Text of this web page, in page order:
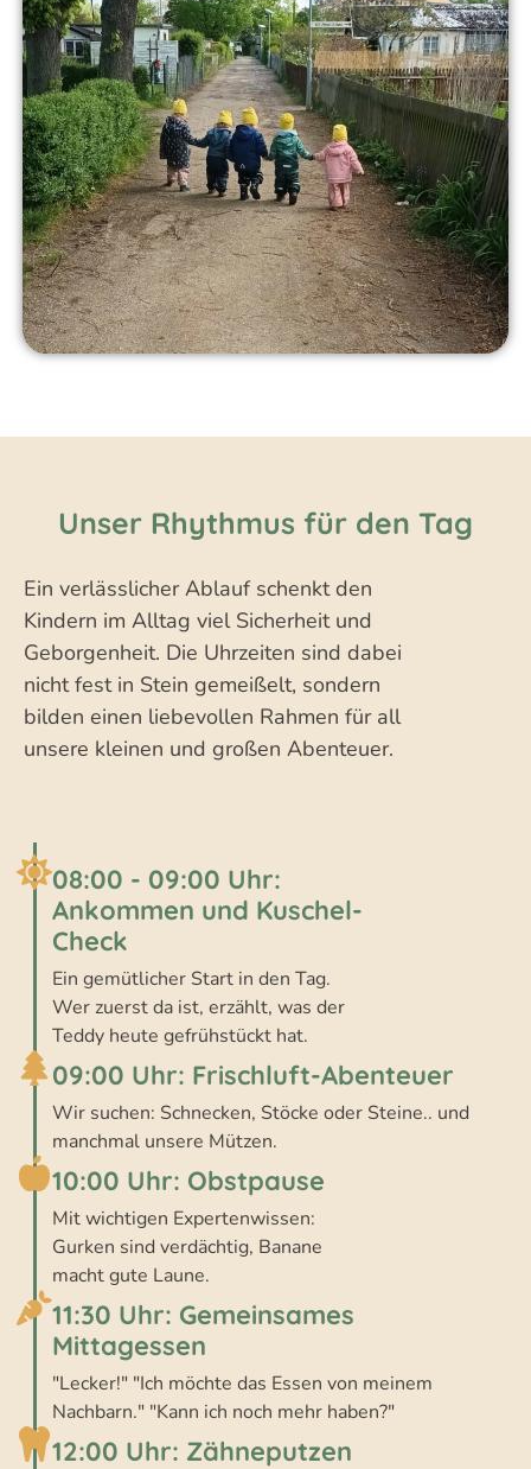
Unser Rhythmus für den Tag
Ein verlässlicher Ablauf schenkt den
Kindern im Alltag viel Sicherheit und
Geborgenheit. Die Uhrzeiten sind dabei
nicht fest in Stein gemeißelt, sondern
bilden einen liebevollen Rahmen für all
unsere kleinen und großen Abenteuer.
08:00 - 09:00 Uhr:
Ankommen und Kuschel-
Check
Ein gemütlicher Start in den Tag.
Wer zuerst da ist, erzählt, was der
Teddy heute gefrühstückt hat.
09:00 Uhr: Frischluft-Abenteuer
Wir suchen: Schnecken, Stöcke oder Steine.. und
manchmal unsere Mützen.
10:00 Uhr: Obstpause
Mit wichtigen Expertenwissen:
Gurken sind verdächtig, Banane
macht gute Laune.
11:30 Uhr: Gemeinsames
Mittagessen
"Lecker!" "Ich möchte das Essen von meinem
Nachbarn." "Kann ich noch mehr haben?"
12:00 Uhr: Zähneputzen